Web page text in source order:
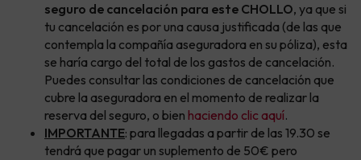
seguro de cancelación para este CHOLLO, ya que si
tu cancelación es por una causa justificada (de las que
contempla la compañía aseguradora en su póliza), esta
se haría cargo del total de los gastos de cancelación.
Puedes consultar las condiciones de cancelación que
cubre la aseguradora en el momento de realizar la
reserva del seguro, o bien haciendo clic aquí.
IMPORTANTE: para llegadas a partir de las 19.30 se
tendrá que pagar un suplemento de 50€ pero